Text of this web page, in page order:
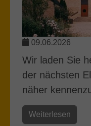
09.06.2026
Wir laden Sie
der nächsten
näher
Weiterlesen